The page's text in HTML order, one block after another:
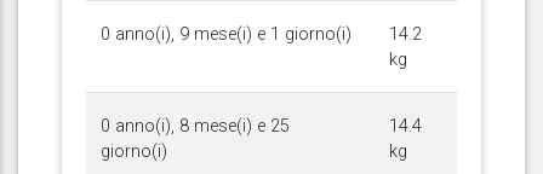
0 anno(i), 9 mese(i) e 1 giorno(i)
14.2
kg
0 anno(i), 8 mese(i) e 25
giorno(i)
14.4
kg